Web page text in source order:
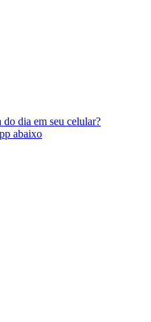
do dia em seu celular?
abaixo